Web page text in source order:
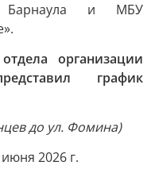
Барнаула и МБУ
организации
график
до ул. Фомина)
2026 г.